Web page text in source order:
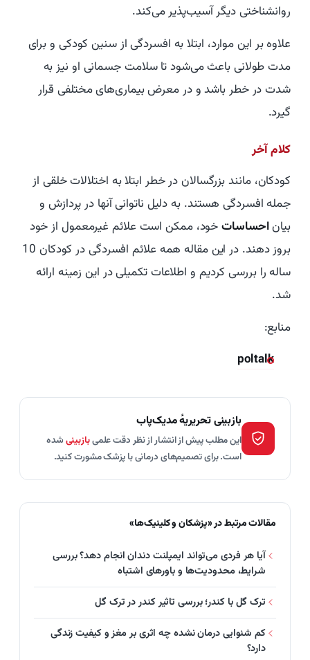
روانشناختی دیگر آسیب‌پذیر می‌کند.
علاوه بر این موارد، ابتلا به افسردگی از سنین کودکی و برای
مدت طولانی باعث می‌شود تا سلامت جسمانی او نیز به
شدت در خطر باشد و در معرض بیماری‌های مختلفی قرار
گیرد.
کلام آخر
کودکان، مانند بزرگسالان در خطر ابتلا به اختلالات خلقی از
جمله افسردگی هستند. به دلیل ناتوانی آنها در پردازش و
بیاناحساساتخود، ممکن است علائم غیرمعمول از خود
بروز دهند. در این مقاله همه علائم افسردگی در کودکان 10
ساله را بررسی کردیم و اطلاعات تکمیلی در این زمینه ارائه
شد.
منابع:
poltalk
بازبینی تحریریهٔ مدیک‌پاب
این مطلب پیش از انتشار از نظر دقت علمیبازبینیشده
است. برای تصمیم‌های درمانی با پزشک مشورت کنید.
مقالات مرتبط در «پزشکان و کلینیک‌ها»
آیا هر فردی می‌تواند ایمپلنت دندان انجام دهد؟ بررسی
شرایط، محدودیت‌ها و باورهای اشتباه
ترک گل با کندر؛ بررسی تاثیر کندر در ترک گل
کم‌ شنوایی درمان نشده چه اثری بر مغز و کیفیت زندگی
دارد؟